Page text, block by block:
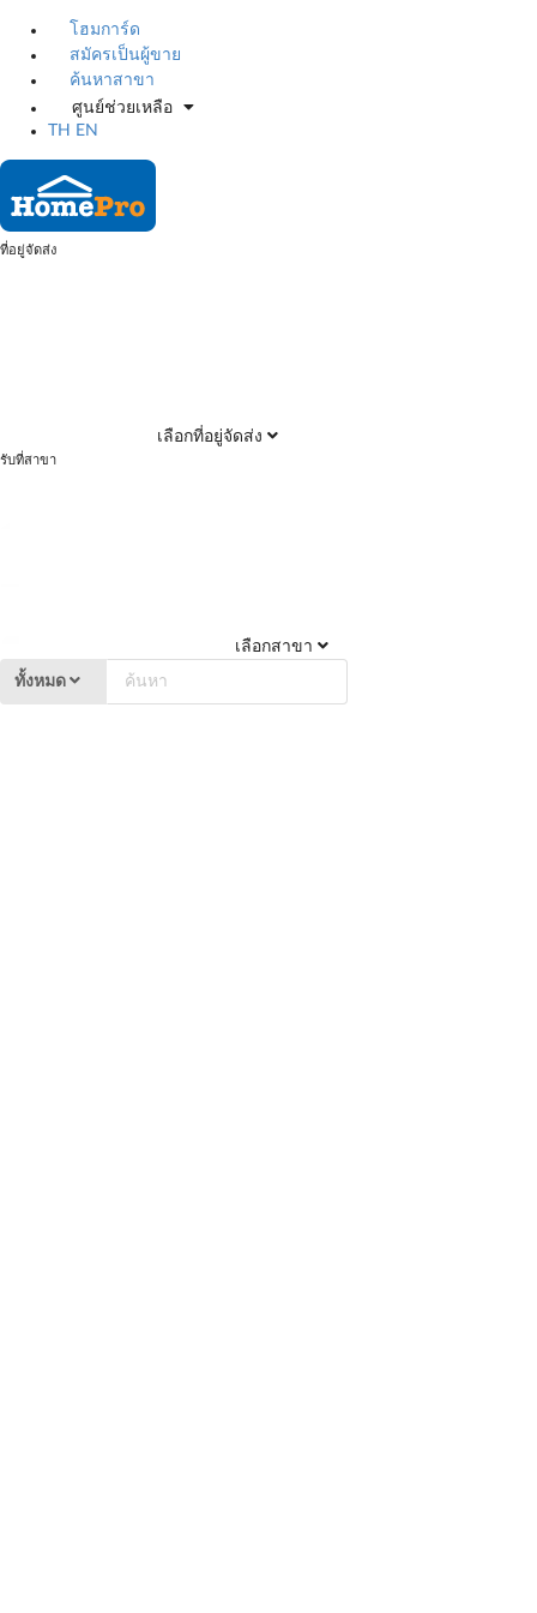
โฮมการ์ด
สมัครเป็นผู้ขาย
ค้นหาสาขา
ศูนย์ช่วยเหลือ
TH
EN
ที่อยู่จัดส่ง
เลือกที่อยู่จัดส่ง
รับที่สาขา
เลือกสาขา
ทั้งหมด